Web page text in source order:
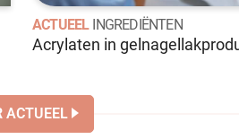
ACTUEEL INGREDIËNTEN
Acrylaten in
ACTUEEL